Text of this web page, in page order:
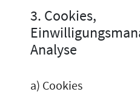
3. Cookies,
Analyse
a) Cookies